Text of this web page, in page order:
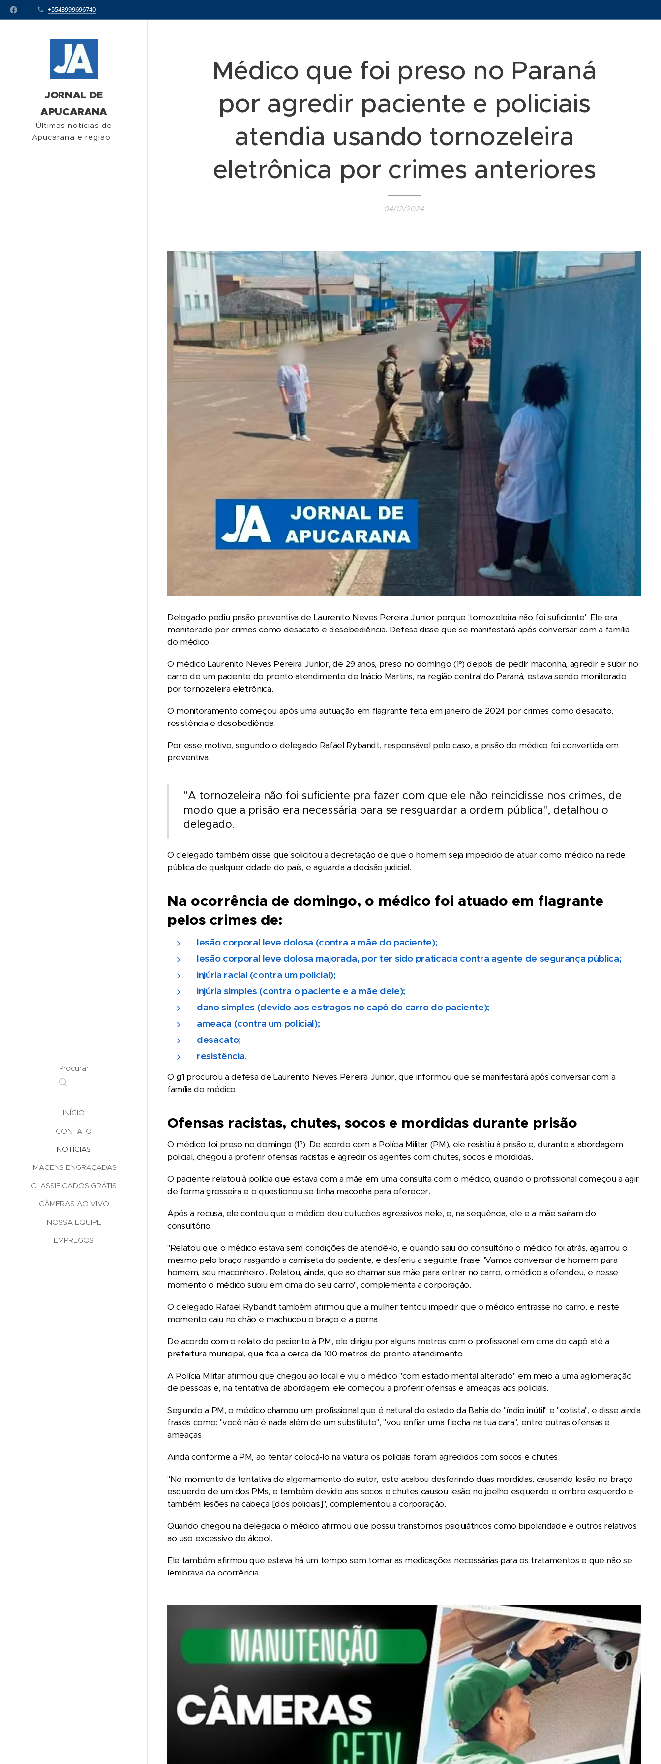
+5543999696740
JORNAL DE
APUCARANA
Últimas notícias de
Apucarana e região
Procurar
INÍCIO
CONTATO
NOTÍCIAS
IMAGENS ENGRAÇADAS
CLASSIFICADOS GRÁTIS
CÂMERAS AO VIVO
NOSSA EQUIPE
EMPREGOS
Médico que foi preso no Paraná
por agredir paciente e policiais
atendia usando tornozeleira
eletrônica por crimes anteriores
04/12/2024
Delegado pediu prisão preventiva de Laurenito Neves Pereira Junior porque 'tornozeleira não foi suficiente'. Ele era
monitorado por crimes como desacato e desobediência. Defesa disse que se manifestará após conversar com a família
do médico.
O médico Laurenito Neves Pereira Junior, de 29 anos, preso no domingo (1º) depois de pedir maconha, agredir e subir no
carro de um paciente do pronto atendimento de Inácio Martins, na região central do Paraná, estava sendo monitorado
por tornozeleira eletrônica.
O monitoramento começou após uma autuação em flagrante feita em janeiro de 2024 por crimes como desacato,
resistência e desobediência.
Por esse motivo, segundo o delegado Rafael Rybandt, responsável pelo caso, a prisão do médico foi convertida em
preventiva.
"A tornozeleira não foi suficiente pra fazer com que ele não reincidisse nos crimes, de
modo que a prisão era necessária para se resguardar a ordem pública", detalhou o
delegado.
O delegado também disse que solicitou a decretação de que o homem seja impedido de atuar como médico na rede
pública de qualquer cidade do país, e aguarda a decisão judicial.
Na ocorrência de domingo, o médico foi atuado em flagrante
pelos crimes de:
lesão corporal leve dolosa (contra a mãe do paciente);
lesão corporal leve dolosa majorada, por ter sido praticada contra agente de segurança pública;
injúria racial (contra um policial);
injúria simples (contra o paciente e a mãe dele);
dano simples (devido aos estragos no capô do carro do paciente);
ameaça (contra um policial);
desacato;
resistência.
O g1 procurou a defesa de Laurenito Neves Pereira Junior, que informou que se manifestará após conversar com a
família do médico.
Ofensas racistas, chutes, socos e mordidas durante prisão
O médico foi preso no domingo (1º). De acordo com a Polícia Militar (PM), ele resistiu à prisão e, durante a abordagem
policial, chegou a proferir ofensas racistas e agredir os agentes com chutes, socos e mordidas.
O paciente relatou à polícia que estava com a mãe em uma consulta com o médico, quando o profissional começou a agir
de forma grosseira e o questionou se tinha maconha para oferecer.
Após a recusa, ele contou que o médico deu cutucões agressivos nele, e, na sequência, ele e a mãe saíram do
consultório.
"Relatou que o médico estava sem condições de atendê-lo, e quando saiu do consultório o médico foi atrás, agarrou o
mesmo pelo braço rasgando a camiseta do paciente, e desferiu a seguinte frase: 'Vamos conversar de homem para
homem, seu maconheiro'. Relatou, ainda, que ao chamar sua mãe para entrar no carro, o médico a ofendeu, e nesse
momento o médico subiu em cima do seu carro", complementa a corporação.
O delegado Rafael Rybandt também afirmou que a mulher tentou impedir que o médico entrasse no carro, e neste
momento caiu no chão e machucou o braço e a perna.
De acordo com o relato do paciente à PM, ele dirigiu por alguns metros com o profissional em cima do capô até a
prefeitura municipal, que fica a cerca de 100 metros do pronto atendimento.
A Polícia Militar afirmou que chegou ao local e viu o médico "com estado mental alterado" em meio a uma aglomeração
de pessoas e, na tentativa de abordagem, ele começou a proferir ofensas e ameaças aos policiais.
Segundo a PM, o médico chamou um profissional que é natural do estado da Bahia de "índio inútil" e "cotista", e disse ainda
frases como: "você não é nada além de um substituto", "vou enfiar uma flecha na tua cara", entre outras ofensas e
ameaças.
Ainda conforme a PM, ao tentar colocá-lo na viatura os policiais foram agredidos com socos e chutes.
"No momento da tentativa de algemamento do autor, este acabou desferindo duas mordidas, causando lesão no braço
esquerdo de um dos PMs, e também devido aos socos e chutes causou lesão no joelho esquerdo e ombro esquerdo e
também lesões na cabeça [dos policiais]", complementou a corporação.
Quando chegou na delegacia o médico afirmou que possui transtornos psiquiátricos como bipolaridade e outros relativos
ao uso excessivo de álcool.
Ele também afirmou que estava há um tempo sem tomar as medicações necessárias para os tratamentos e que não se
lembrava da ocorrência.